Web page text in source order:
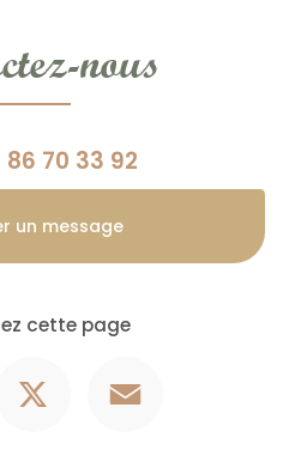
nous
86 70 33 92
un message
cette page